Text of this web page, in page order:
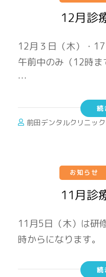
12月診
12月３日（木）・
午前中のみ（12時ま
…
続
前田デンタルクリニック
お知らせ
11月診
11月5日（木）は研
時からになります
続